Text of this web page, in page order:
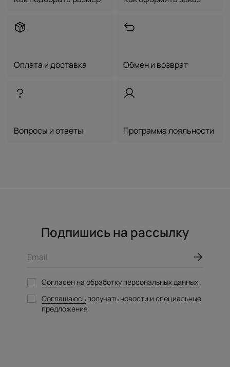
Оплата и доставка Обмен и возврат
Вопросы и ответы Программа лояльности
Подпишись на рассылку
Email
Согласен на обработку персональных данных
Соглашаюсь получать новости и специальные
предложения